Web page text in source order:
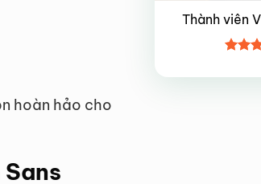
hoàn hảo cho
Thành viên
xếp